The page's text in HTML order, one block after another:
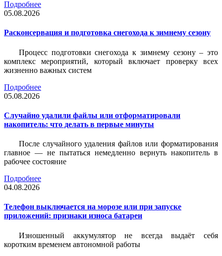
Подробнее
05.08.2026
Расконсервация и подготовка снегохода к зимнему сезону
Процесс подготовки снегохода к зимнему сезону – это
комплекс мероприятий, который включает проверку всех
жизненно важных систем
Подробнее
05.08.2026
Случайно удалили файлы или отформатировали
накопитель: что делать в первые минуты
После случайного удаления файлов или форматирования
главное — не пытаться немедленно вернуть накопитель в
рабочее состояние
Подробнее
04.08.2026
Телефон выключается на морозе или при запуске
приложений: признаки износа батареи
Изношенный аккумулятор не всегда выдаёт себя
коротким временем автономной работы